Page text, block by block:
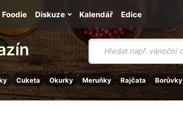
Vyhledávání
Cuketa Okurky Meruňky Rajčata Borůvky
Kalendář
Foodie Diskuze Edice